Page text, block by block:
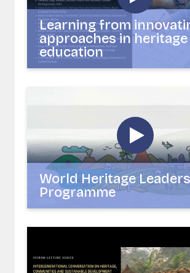
Learning from
approaches in heritage
education
World Heritage
Programme